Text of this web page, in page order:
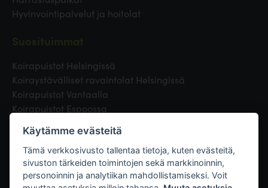
Hyvinvointipalvelut ja hoitolat
Koirapuistot Helsingissä
Koiraystävälliset ravaintolat Helsingissä
Koirapuistot Vantaalla
Koirapuistot Espoossa
Eläinlääkäri Helsingissä
Koirapuistot Tampereella
Linkit
Käytämme evästeitä
Tämä verkkosivusto tallentaa tietoja, kuten evästeitä,
sivuston tärkeiden toimintojen sekä markkinoinnin,
personoinnin ja analytiikan mahdollistamiseksi. Voit